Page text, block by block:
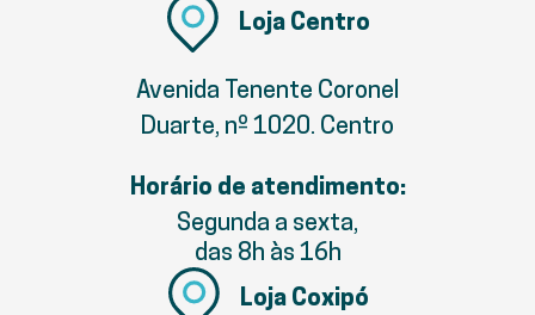
Loja Centro
Avenida Tenente Coronel
Duarte, nº 1020. Centro
Horário de atendimento:
Segunda a sexta,
das 8h às 16h
Loja Coxipó